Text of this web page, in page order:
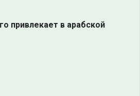
привлекает в арабской